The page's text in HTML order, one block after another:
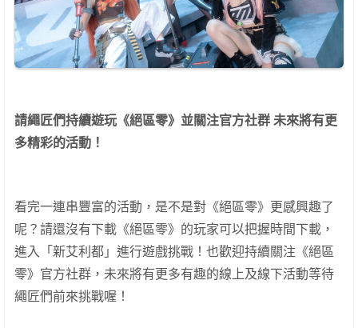
請繩匠們持續遊玩《絕區零》並關注官方社群 未來將有更
多精彩的活動！
看完一連串豐富的活動，是不是對《絕區零》更感興趣了
呢？請還沒有下載《絕區零》的玩家可以把握時間下載，
進入「新艾利都」進行遊戲挑戰！也歡迎持續關注《絕區
零》官方社群，未來將有更多有趣的線上及線下活動等待
繩匠們前來挑戰喔！